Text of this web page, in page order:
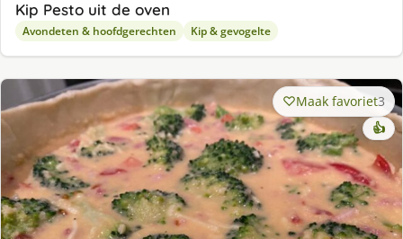
Kip Pesto uit de oven
Avondeten & hoofdgerechten Kip & gevogelte
Maak favoriet3
👍